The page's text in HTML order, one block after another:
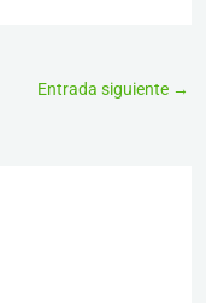
Entrada siguiente →